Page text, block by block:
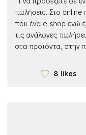
πωλήσεις. Στο online
που ένα e-shop ενώ
τις ανάλογες
στα προϊόντα, στην
8 likes